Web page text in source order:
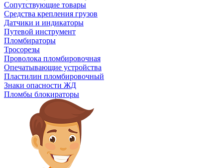
Сопутствующие товары
Средства крепления грузов
Датчики и индикаторы
Путевой инструмент
Пломбираторы
Тросорезы
Проволока пломбировочная
Опечатывающие устройства
Пластилин пломбировочный
Знаки опасности ЖД
Пломбы блокираторы